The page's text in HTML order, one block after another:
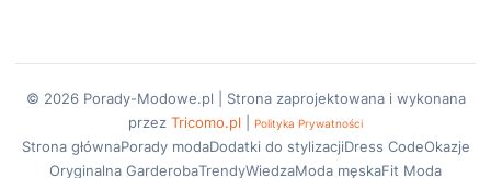
© 2026 Porady-Modowe.pl | Strona zaprojektowana i wykonana
przez Tricomo.pl Polityka Prywatności
Strona głównaPorady modaDodatki do stylizacjiDress CodeOkazje
Oryginalna GarderobaTrendyWiedzaModa męskaFit Moda